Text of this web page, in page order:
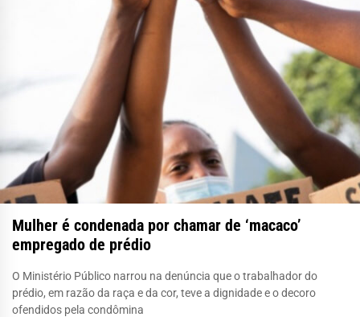
Mulher é condenada por chamar de ‘macaco’
empregado de prédio
O Ministério Público narrou na denúncia que o trabalhador do
prédio, em razão da raça e da cor, teve a dignidade e o decoro
ofendidos pela condômina